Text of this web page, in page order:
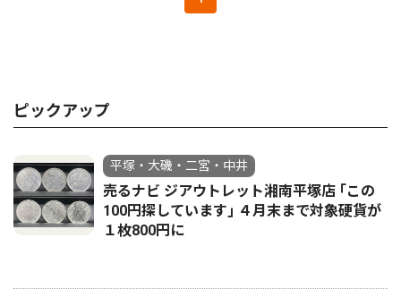
ピックアップ
平塚・大磯・二宮・中井
売るナビ ジアウトレット湘南平塚店 ｢この
100円探しています｣ ４月末まで対象硬貨が
１枚800円に